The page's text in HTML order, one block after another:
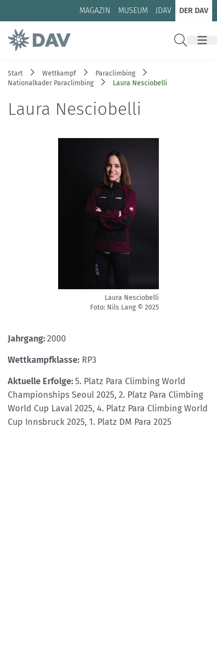
Zum Inhalt
Zur Footer-Navigation
MAGAZIN MUSEUM JDAV DER DAV
Start Wettkampf
Paraclimbing
Nationalkader Paraclimbing
Laura Nesciobelli
Laura Nesciobelli
Laura Nesciobelli
Foto: Nils Lang © 2025
Jahrgang:2000
Wettkampfklasse: RP3
Aktuelle Erfolge:5. Platz Para Climbing World
Championships Seoul 2025, 2. Platz Para Climbing
World Cup Laval 2025, 4. Platz Para Climbing World
Cup Innsbruck 2025, 1. Platz DM Para 2025